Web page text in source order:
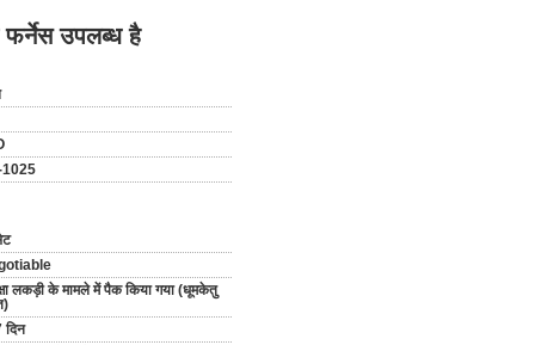
फर्नेस उपलब्ध है
1025
लकड़ी के मामले में पैक किया गया (धूमकेतु
दिन